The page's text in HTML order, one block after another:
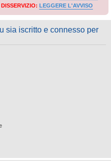
LEGGERE L'AVVISO
sia iscritto e connesso per